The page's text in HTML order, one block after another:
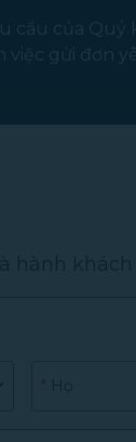
cầu của
gửi đơn
Họ